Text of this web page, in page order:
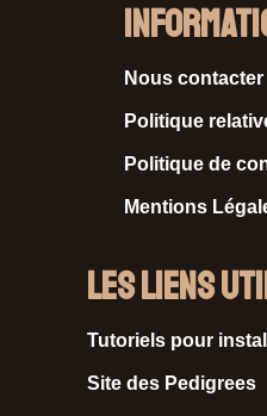
Nous contacter
Politique
Politique de
Mentions
Les liens
Tutoriels pour
Site des Pedigrees